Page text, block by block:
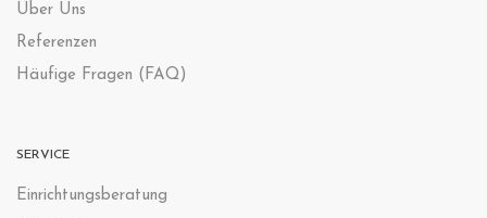
Über Uns
Referenzen
Häufige Fragen (FAQ)
SERVICE
Einrichtungsberatung